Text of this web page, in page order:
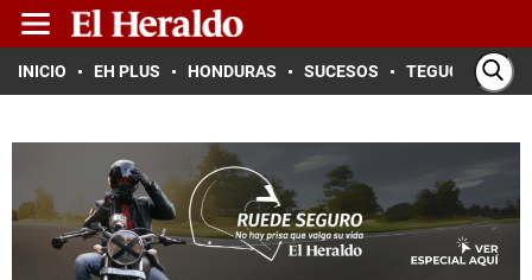
INICIO EH PLUS HONDURAS SUCESOS TEGUCIGALPA